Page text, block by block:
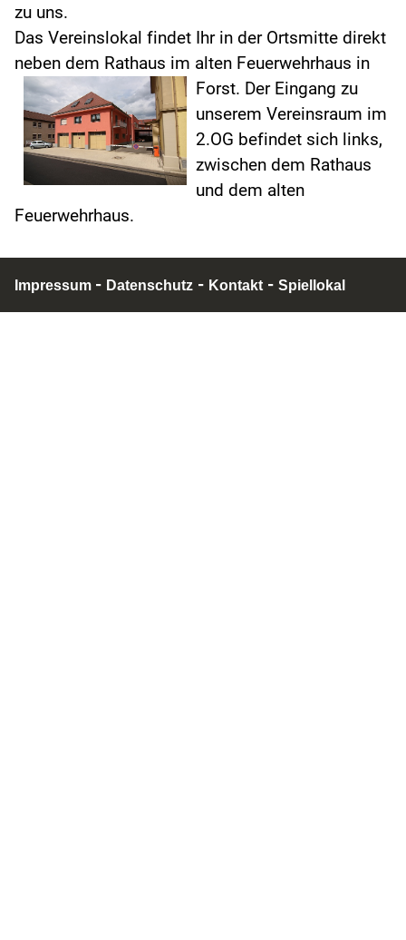
zu uns.
Das Vereinslokal findet Ihr in der Ortsmitte direkt
neben dem Rathaus im alten Feuerwehrhaus in
Forst. Der Eingang zu
unserem Vereinsraum im
2.OG befindet sich links,
zwischen dem Rathaus
und dem alten
Feuerwehrhaus.
Impressum - Datenschutz - Kontakt - Spiellokal